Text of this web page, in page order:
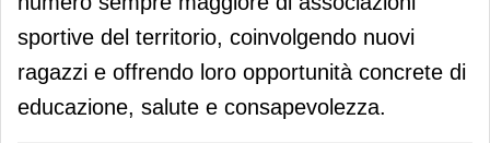
sportive del territorio, coinvolgendo nuovi
ragazzi e offrendo loro opportunità concrete di
educazione, salute e consapevolezza.